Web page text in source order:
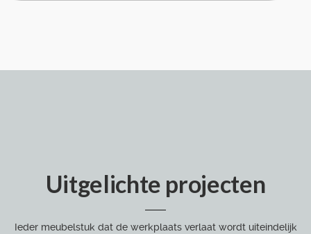
Uitgelichte projecten
Ieder meubelstuk dat de werkplaats verlaat wordt uiteindelijk